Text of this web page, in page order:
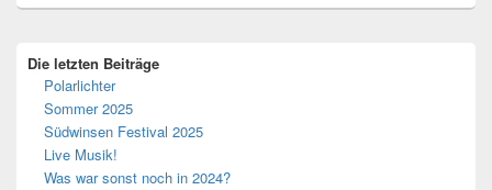
Seitenleisten-
Widgetbereich
Die letzten Beiträge
Polarlichter
Sommer 2025
Südwinsen Festival 2025
Live Musik!
Was war sonst noch in 2024?